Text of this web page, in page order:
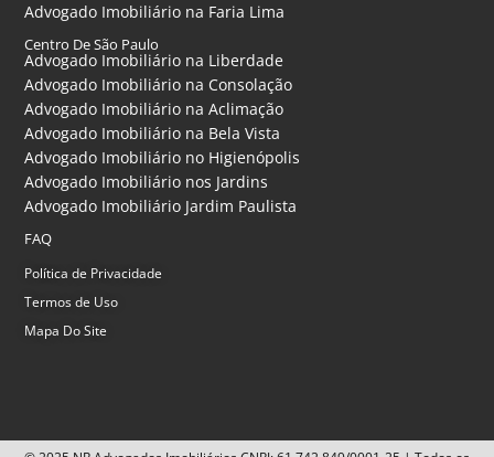
Advogado Imobiliário na Faria Lima
Centro De São Paulo
Advogado Imobiliário na Liberdade
Advogado Imobiliário na Consolação
Advogado Imobiliário na Aclimação
Advogado Imobiliário na Bela Vista
Advogado Imobiliário no Higienópolis
Advogado Imobiliário nos Jardins
Advogado Imobiliário Jardim Paulista
FAQ
Política de Privacidade
Termos de Uso
Mapa Do Site